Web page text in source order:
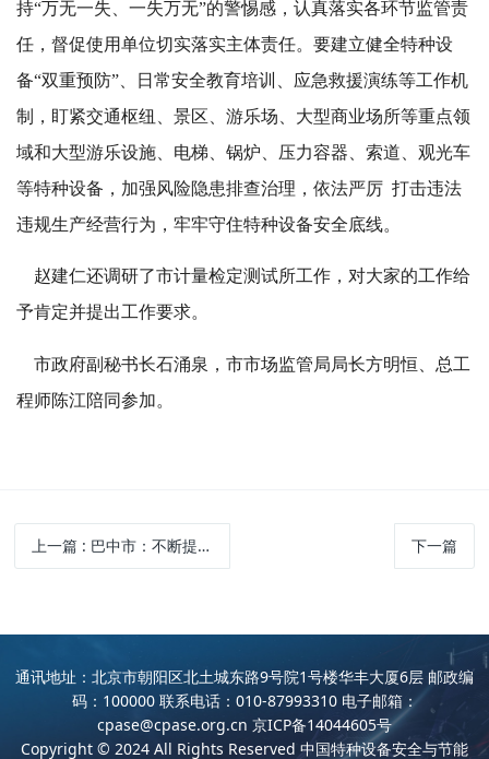
持“万无一失、一失万无”的警惕感，认真落实各环节监管责
任，督促使用单位切实落实主体责任。要建立健全特种设
备“双重预防”、日常安全教育培训、应急救援演练等工作机
制，盯紧交通枢纽、景区、游乐场、大型商业场所等重点领
域和大型游乐设施、电梯、锅炉、压力容器、索道、观光车
等特种设备，加强风险隐患排查治理，依法严厉 打击违法
违规生产经营行为，牢牢守住特种设备安全底线。
赵建仁还调研了市计量检定测试所工作，对大家的工作给
予肯定并提出工作要求。
市政府副秘书长石涌泉，市市场监管局局长方明恒、总工
程师陈江陪同参加。
上一篇 : 巴中市：不断提高监管水平牢牢守住特种设备安全底线 下一篇
通讯地址：北京市朝阳区北土城东路9号院1号楼华丰大厦6层 邮政编
码：100000 联系电话：010-87993310 电子邮箱：
cpase@cpase.org.cn 京ICP备14044605号
Copyright © 2024 All Rights Reserved 中国特种设备安全与节能